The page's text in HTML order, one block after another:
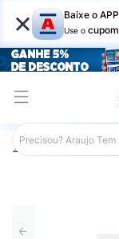
× Baixe o
Use o cupom
Araujo Beleza